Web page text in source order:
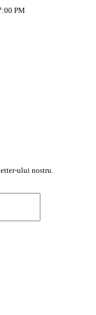
PM
ului nostru.